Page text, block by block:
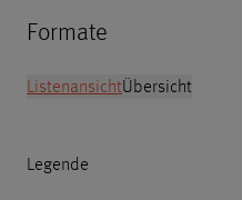
Formate
ListenansichtÜbersicht
Legende